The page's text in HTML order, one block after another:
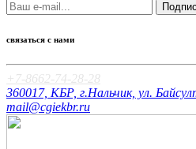
связаться с нами
+7-8662-74-28-28
360017, КБР, г.Нальчик, ул.
mail@cgiekbr.ru